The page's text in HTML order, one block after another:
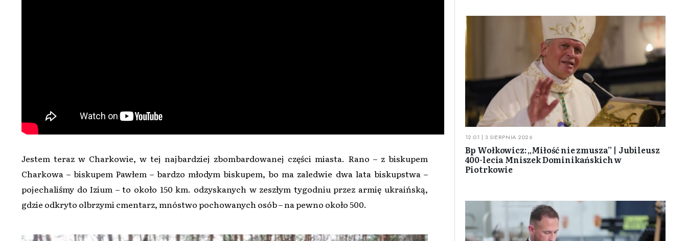
Jestem teraz w Charkowie, w tej najbardziej zbombardowanej części miasta. Rano – z biskupem
Charkowa – biskupem Pawłem – bardzo młodym biskupem, bo ma zaledwie dwa lata biskupstwa –
pojechaliśmy do Izium – to około 150 km. odzyskanych w zeszłym tygodniu przez armię ukraińską,
gdzie odkryto olbrzymi cmentarz, mnóstwo pochowanych osób – na pewno około 500.
12:01 | 3 SIERPNIA 2026
Bp Wołkowicz: „Miłość nie zmusza” | Jubileusz
400-lecia Mniszek Dominikańskich w
Piotrkowie